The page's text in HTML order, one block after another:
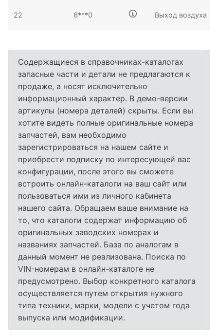
22 6***0 Выход воздуха
Содержащиеся в справочниках-каталогах
запасные части и детали не предлагаются к
продаже, а носят исключительно
информационный характер. В демо-версии
артикулы (номера деталей) скрыты. Если вы
хотите видеть полные оригинальные номера
запчастей, вам необходимо
зарегистрироваться на нашем сайте и
приобрести подписку по интересующей вас
конфигурации, после этого вы сможете
встроить онлайн-каталоги на ваш сайт или
пользоваться ими из личного кабинета
нашего сайта. Обращаем ваше внимание на
то, что каталоги содержат информацию об
оригинальных заводских номерах и
названиях запчастей. База по аналогам в
данный момент не реализована. Поиска по
VIN-номерам в онлайн-каталоге не
предусмотрено. Выбор конкретного каталога
осуществляется путем открытия нужного
типа техники, марки, модели с учетом года
выпуска или модификации.